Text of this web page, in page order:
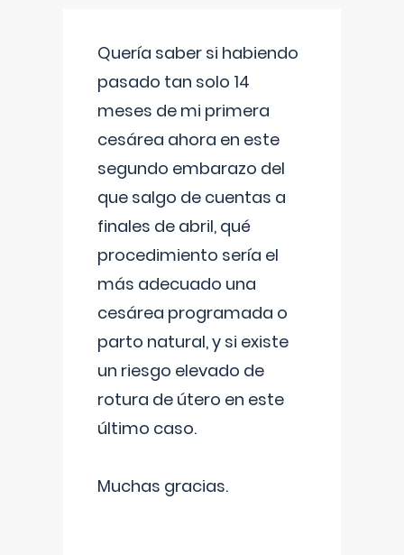
Quería saber si habiendo
pasado tan solo 14
meses de mi primera
cesárea ahora en este
segundo embarazo del
que salgo de cuentas a
finales de abril, qué
procedimiento sería el
más adecuado una
cesárea programada o
parto natural, y si existe
un riesgo elevado de
rotura de útero en este
último caso.
Muchas gracias.